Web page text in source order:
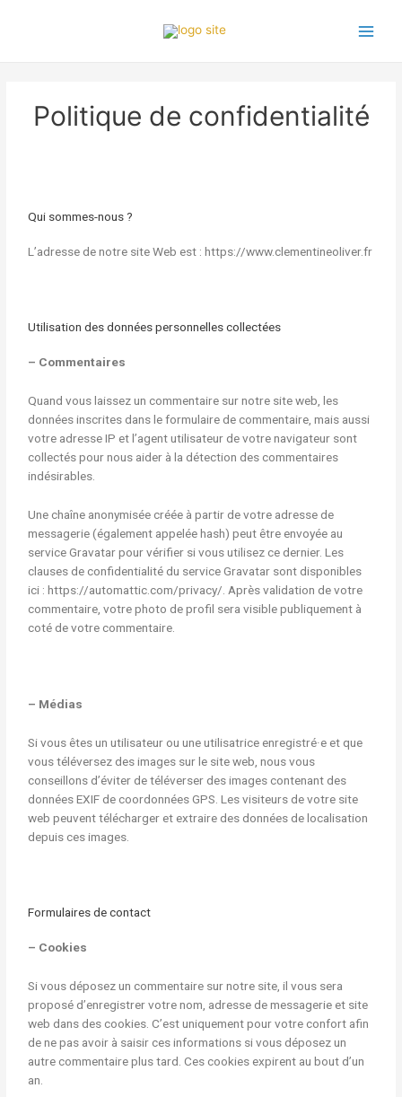
Politique de confidentialité
Qui sommes-nous ?
L’adresse de notre site Web est : https://www.clementineoliver.fr
Utilisation des données personnelles collectées
– Commentaires
Quand vous laissez un commentaire sur notre site web, les
données inscrites dans le formulaire de commentaire, mais aussi
votre adresse IP et l’agent utilisateur de votre navigateur sont
collectés pour nous aider à la détection des commentaires
indésirables.
Une chaîne anonymisée créée à partir de votre adresse de
messagerie (également appelée hash) peut être envoyée au
service Gravatar pour vérifier si vous utilisez ce dernier. Les
clauses de confidentialité du service Gravatar sont disponibles
ici : https://automattic.com/privacy/. Après validation de votre
commentaire, votre photo de profil sera visible publiquement à
coté de votre commentaire.
– Médias
Si vous êtes un utilisateur ou une utilisatrice enregistré·e et que
vous téléversez des images sur le site web, nous vous
conseillons d’éviter de téléverser des images contenant des
données EXIF de coordonnées GPS. Les visiteurs de votre site
web peuvent télécharger et extraire des données de localisation
depuis ces images.
Formulaires de contact
– Cookies
Si vous déposez un commentaire sur notre site, il vous sera
proposé d’enregistrer votre nom, adresse de messagerie et site
web dans des cookies. C’est uniquement pour votre confort afin
de ne pas avoir à saisir ces informations si vous déposez un
autre commentaire plus tard. Ces cookies expirent au bout d’un
an.